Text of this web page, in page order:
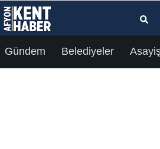
Gündem Belediyeler